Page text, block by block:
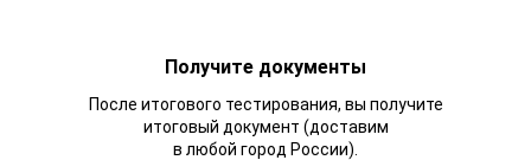
Получите документы
После итогового тестирования, вы получите
итоговый документ (доставим
в любой город России).